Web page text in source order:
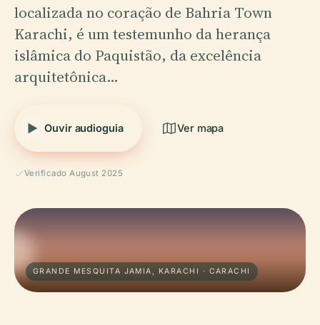
localizada no coração de Bahria Town
Karachi, é um testemunho da herança
islâmica do Paquistão, da excelência
arquitetônica…
Ouvir audioguia Ver mapa
Verificado August 2025
GRANDE MESQUITA JAMIA, KARACHI · CARACHI